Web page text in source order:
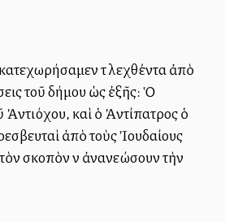
τὰ λεχθέντα ἀπὸ
τοῦ δήμου ὡς ἐξῆς: Ὁ
Ἀντιόχου, καὶ ὁ Ἀντίπατρος ὁ
ἀπὸ τοὺς Ἰουδαίους
σκοπὸν νὰ ἀνανεώσουν τὴν